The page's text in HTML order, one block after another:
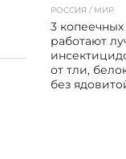
РОССИЯ / МИР
3
работают
от тли,
без